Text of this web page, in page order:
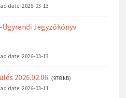
date:2026-03-13
Jegyzőkönyv
date:2026-03-13
2026.02.06. (978 kB)
date:2026-03-11